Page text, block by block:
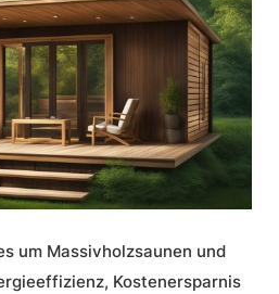
um Massivholzsaunen und
, Kostenersparnis